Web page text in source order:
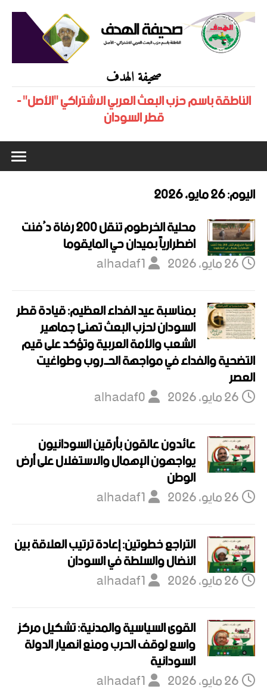
صحيفة الهدف
الناطقة باسم حزب البعث العربي الاشتراكي "الأصل" -
قطر السودان
اليوم:26 مايو، 2026
محلية الخرطوم تنقل 200 رفاة دُفنت
اضطرارياً بميدان حي المايقوما
26 مايو، 2026
alhadaf1
بمناسبة عيد الفداء العظيم: قيادة قطر
السودان لحزب البعث تهنئ جماهير
الشعب والأمة العربية وتؤكد على قيم
التضحية والفداء في مواجهة الحـ.روب وطواغيت
العصر
26 مايو، 2026
alhadaf0
عائدون عالقون بأرقين السودانيون
يواجهون الإهمال والاستغلال على أرض
الوطن
26 مايو، 2026
alhadaf1
التراجع خطوتين: إعادة ترتيب العلاقة بين
النضال والسلطة في السودان
26 مايو، 2026
alhadaf1
القوى السياسية والمدنية: تشكيل مركز
واسع لوقف الحرب ومنع انهيار الدولة
السودانية
26 مايو، 2026
alhadaf1